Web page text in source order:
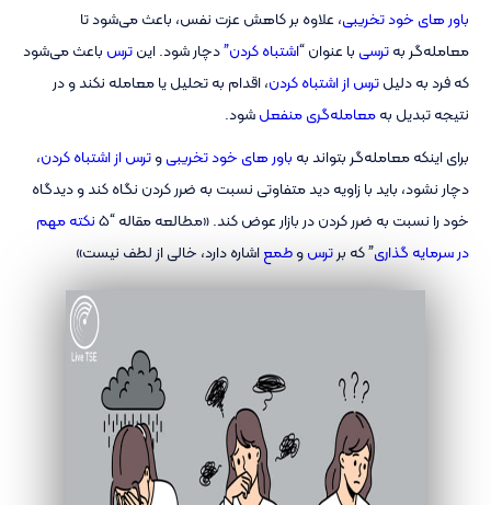
باور های خود تخریبی، علاوه بر کاهش عزت نفس، باعث می‌شود تا
معامله‌گر بهترسی با عنوان “اشتباه کردن”دچار شود. اینترس باعث می‌شود
که فرد به دلیلترس از اشتباه کردن، اقدام به تحلیل یا معامله نکند و در
نتیجه تبدیل بهمعامله‌گری منفعلشود.
برای اینکه معامله‌گر بتواند به باور های خود تخریبیوترس از اشتباه کردن،
دچار نشود، باید با زاویه دید متفاوتی نسبت به ضرر کردن نگاه کند و دیدگاه
خود را نسبت به ضرر کردن در بازار عوض کند. «مطالعه مقاله “5 نکته مهم
در سرمایه گذاری” که برترسوطمعاشاره دارد، خالی از لطف نیست»